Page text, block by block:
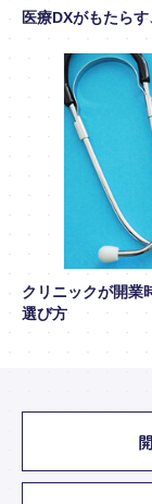
医療DXがもたら
クリニックが開業
選び方